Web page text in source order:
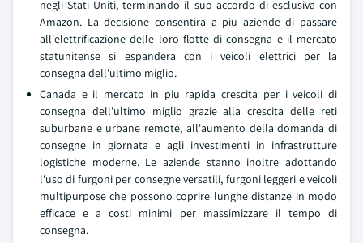
negli Stati Uniti, terminando il suo accordo di esclusiva con
Amazon. La decisione consentira a piu aziende di passare
all'elettrificazione delle loro flotte di consegna e il mercato
statunitense si espandera con i veicoli elettrici per la
consegna dell'ultimo miglio.
Canada e il mercato in piu rapida crescita per i veicoli di
consegna dell'ultimo miglio grazie alla crescita delle reti
suburbane e urbane remote, all'aumento della domanda di
consegne in giornata e agli investimenti in infrastrutture
logistiche moderne. Le aziende stanno inoltre adottando
l'uso di furgoni per consegne versatili, furgoni leggeri e veicoli
multipurpose che possono coprire lunghe distanze in modo
efficace e a costi minimi per massimizzare il tempo di
consegna.